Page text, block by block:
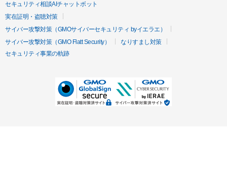
セキュリティ相談AIチャットボット
実在証明・盗聴対策
サイバー攻撃対策（GMOサイバーセキュリティ byイエラエ）
サイバー攻撃対策（GMO Flatt Security）
なりすまし対策
セキュリティ事業の軌跡